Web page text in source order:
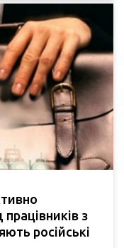
з
російські